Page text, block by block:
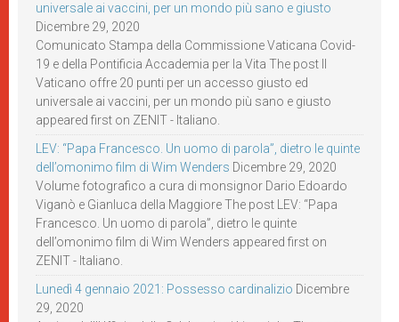
universale ai vaccini, per un mondo più sano e giusto
Dicembre 29, 2020
Comunicato Stampa della Commissione Vaticana Covid-
19 e della Pontificia Accademia per la Vita The post Il
Vaticano offre 20 punti per un accesso giusto ed
universale ai vaccini, per un mondo più sano e giusto
appeared first on ZENIT - Italiano.
LEV: “Papa Francesco. Un uomo di parola”, dietro le quinte
dell’omonimo film di Wim Wenders Dicembre 29, 2020
Volume fotografico a cura di monsignor Dario Edoardo
Viganò e Gianluca della Maggiore The post LEV: “Papa
Francesco. Un uomo di parola”, dietro le quinte
dell’omonimo film di Wim Wenders appeared first on
ZENIT - Italiano.
Lunedì 4 gennaio 2021: Possesso cardinalizio Dicembre
29, 2020